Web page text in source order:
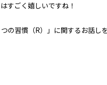
すごく嬉しいですね！
つの習慣（R）」に関する お話し